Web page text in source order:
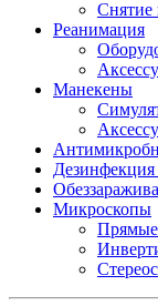
Снятие
Реанимация
Манекены
Микроскопы